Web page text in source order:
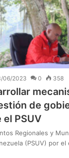
06/2023 0 358
de
PSUV
Regionales y
(PSUV) por el